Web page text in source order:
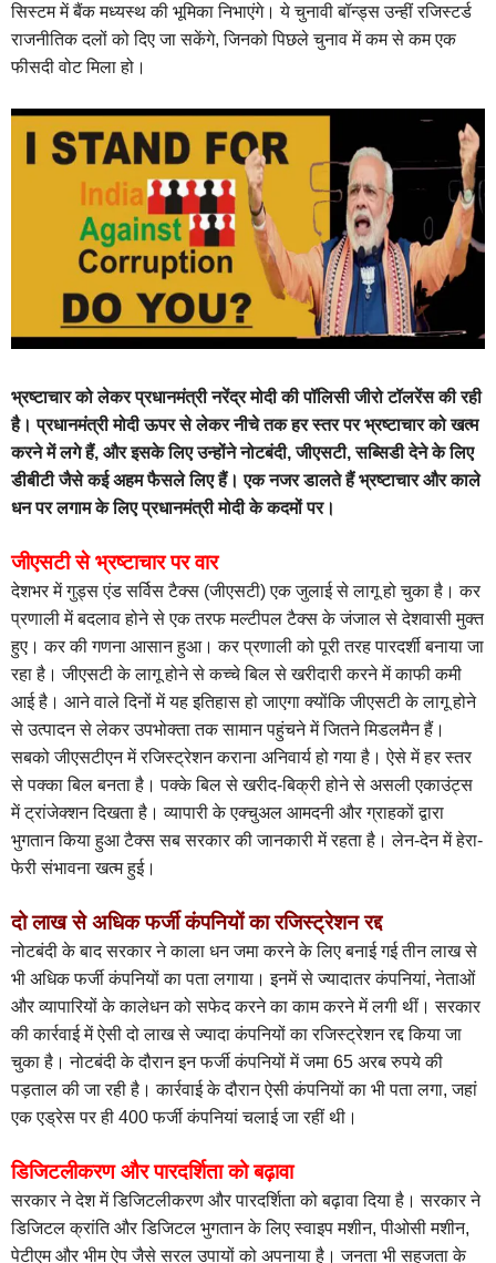
सिस्टम में बैंक मध्यस्थ की भूमिका निभाएंगे। ये चुनावी बॉन्ड्स उन्हीं रजिस्टर्ड
राजनीतिक दलों को दिए जा सकेंगे, जिनको पिछले चुनाव में कम से कम एक
फीसदी वोट मिला हो।
भ्रष्टाचार को लेकर प्रधानमंत्री नरेंद्र मोदी की पॉलिसी जीरो टॉलरेंस की रही
है। प्रधानमंत्री मोदी ऊपर से लेकर नीचे तक हर स्तर पर भ्रष्टाचार को खत्म
करने में लगे हैं, और इसके लिए उन्होंने नोटबंदी, जीएसटी, सब्सिडी देने के लिए
डीबीटी जैसे कई अहम फैसले लिए हैं। एक नजर डालते हैं भ्रष्टाचार और काले
धन पर लगाम के लिए प्रधानमंत्री मोदी के कदमों पर।
जीएसटी से भ्रष्टाचार पर वार
देशभर में गुड्स एंड सर्विस टैक्स (जीएसटी) एक जुलाई से लागू हो चुका है। कर
प्रणाली में बदलाव होने से एक तरफ मल्टीपल टैक्स के जंजाल से देशवासी मुक्त
हुए। कर की गणना आसान हुआ। कर प्रणाली को पूरी तरह पारदर्शी बनाया जा
रहा है। जीएसटी के लागू होने से कच्चे बिल से खरीदारी करने में काफी कमी
आई है। आने वाले दिनों में यह इतिहास हो जाएगा क्योंकि जीएसटी के लागू होने
से उत्पादन से लेकर उपभोक्ता तक सामान पहुंचने में जितने मिडलमैन हैं।
सबको जीएसटीएन में रजिस्ट्रेशन कराना अनिवार्य हो गया है। ऐसे में हर स्तर
से पक्का बिल बनता है। पक्के बिल से खरीद-बिक्री होने से असली एकाउंट्स
में ट्रांजेक्शन दिखता है। व्यापारी के एक्चुअल आमदनी और ग्राहकों द्वारा
भुगतान किया हुआ टैक्स सब सरकार की जानकारी में रहता है। लेन-देन में हेरा-
फेरी संभावना खत्म हुई।
दो लाख से अधिक फर्जी कंपनियों का रजिस्ट्रेशन रद्द
नोटबंदी के बाद सरकार ने काला धन जमा करने के लिए बनाई गई तीन लाख से
भी अधिक फर्जी कंपनियों का पता लगाया। इनमें से ज्यादातर कंपनियां, नेताओं
और व्यापारियों के कालेधन को सफेद करने का काम करने में लगी थीं। सरकार
की कार्रवाई में ऐसी दो लाख से ज्यादा कंपनियों का रजिस्ट्रेशन रद्द किया जा
चुका है। नोटबंदी के दौरान इन फर्जी कंपनियों में जमा 65 अरब रुपये की
पड़ताल की जा रही है। कार्रवाई के दौरान ऐसी कंपनियों का भी पता लगा, जहां
एक एड्रेस पर ही 400 फर्जी कंपनियां चलाई जा रहीं थी।
डिजिटलीकरण और पारदर्शिता को बढ़ावा
सरकार ने देश में डिजिटलीकरण और पारदर्शिता को बढ़ावा दिया है। सरकार ने
डिजिटल क्रांति और डिजिटल भुगतान के लिए स्वाइप मशीन, पीओसी मशीन,
पेटीएम और भीम ऐप जैसे सरल उपायों को अपनाया है। जनता भी सहजता के